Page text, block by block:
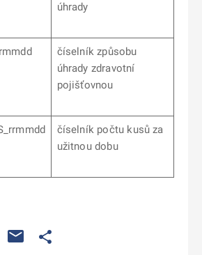
úhrady
číselník způsobu
úhrady zdravotní
pojišťovnou
číselník počtu kusů za
užitnou dobu
na nové kartě
se otevře na nové kartě
Odkaz se otevře na nové kartě